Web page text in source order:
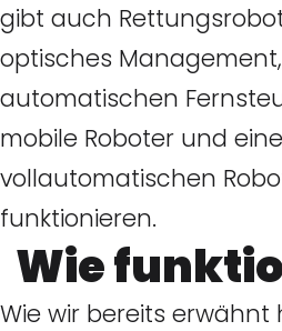
gibt auch
optisches
automatischen
mobile Roboter und
vollautomatischen
funktionieren.
Wie
Wie wir bereits erwähnt